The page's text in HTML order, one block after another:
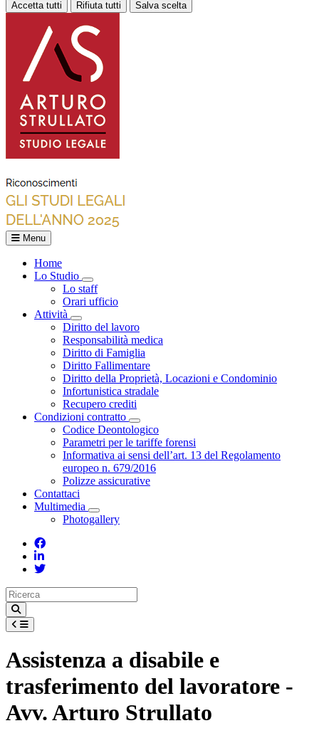
Accetta tutti Rifiuta tutti Salva scelta
Menu
Home
Lo Studio
Toggle Dropdown
Lo staff
Orari ufficio
Attività
Toggle Dropdown
Diritto del lavoro
Responsabilità medica
Diritto di Famiglia
Diritto Fallimentare
Diritto della Proprietà, Locazioni e Condominio
Infortunistica stradale
Recupero crediti
Condizioni contratto
Toggle Dropdown
Codice Deontologico
Parametri per le tariffe forensi
Informativa ai sensi dell’art. 13 del Regolamento
europeo n. 679/2016
Polizze assicurative
Contattaci
Multimedia
Toggle Dropdown
Photogallery
Assistenza a disabile e
trasferimento del lavoratore -
Avv. Arturo Strullato